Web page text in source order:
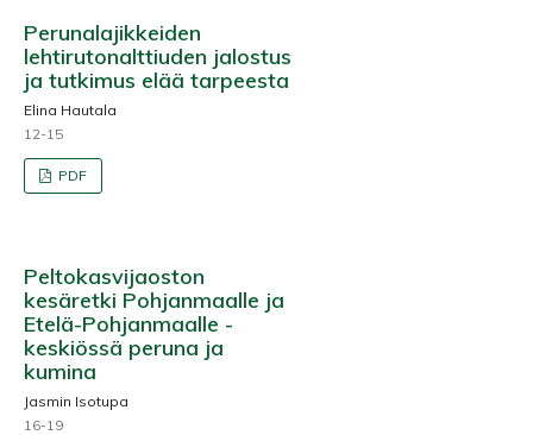
Perunalajikkeiden
lehtirutonalttiuden jalostus
ja tutkimus elää tarpeesta
Elina Hautala
12-15
PDF
Peltokasvijaoston
kesäretki Pohjanmaalle ja
Etelä-Pohjanmaalle -
keskiössä peruna ja
kumina
Jasmin Isotupa
16-19